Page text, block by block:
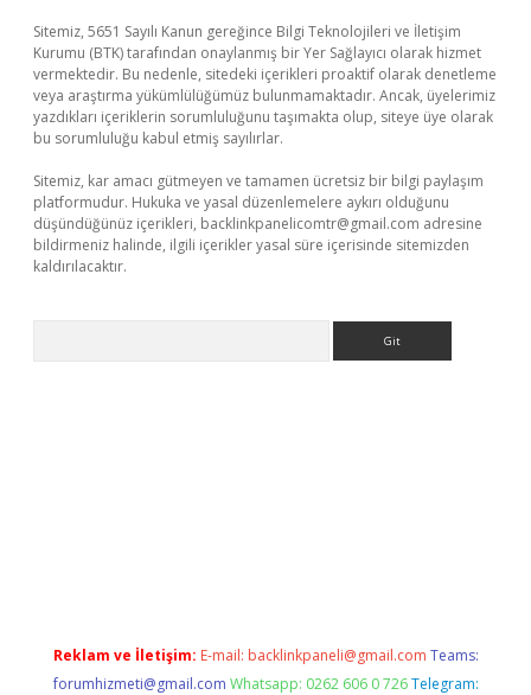
Sitemiz, 5651 Sayılı Kanun gereğince Bilgi Teknolojileri ve İletişim
Kurumu (BTK) tarafından onaylanmış bir Yer Sağlayıcı olarak hizmet
vermektedir. Bu nedenle, sitedeki içerikleri proaktif olarak denetleme
veya araştırma yükümlülüğümüz bulunmamaktadır. Ancak, üyelerimiz
yazdıkları içeriklerin sorumluluğunu taşımakta olup, siteye üye olarak
bu sorumluluğu kabul etmiş sayılırlar.
Sitemiz, kar amacı gütmeyen ve tamamen ücretsiz bir bilgi paylaşım
platformudur. Hukuka ve yasal düzenlemelere aykırı olduğunu
düşündüğünüz içerikleri, backlinkpanelicomtr@gmail.com adresine
bildirmeniz halinde, ilgili içerikler yasal süre içerisinde sitemizden
kaldırılacaktır.
Reklam ve İletişim: E-mail: backlinkpaneli@gmail.com Teams:
forumhizmeti@gmail.com Whatsapp: 0262 606 0 726 Telegram: